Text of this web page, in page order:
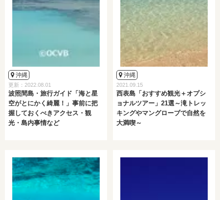
沖縄
更新：2022.08.01
波照間島・旅行ガイド「海と星
空がとにかく綺麗！」事前に把
握しておくべきアクセス・観
光・島内事情など
沖縄
2021.09.15
西表島「おすすめ観光＋オプシ
ョナルツアー」21選～滝トレッ
キングやマングローブで自然を
大満喫～